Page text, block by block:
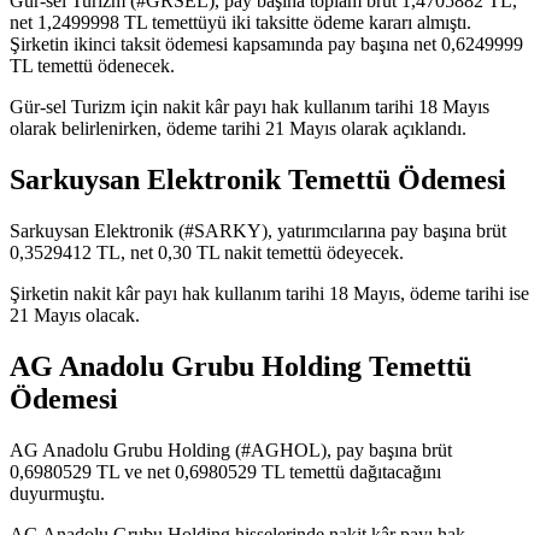
net 1,2499998 TL temettüyü iki taksitte ödeme kararı almıştı.
Şirketin ikinci taksit ödemesi kapsamında pay başına net 0,6249999
TL temettü ödenecek.
Gür-sel Turizm için nakit kâr payı hak kullanım tarihi 18 Mayıs
olarak belirlenirken, ödeme tarihi 21 Mayıs olarak açıklandı.
Sarkuysan Elektronik Temettü Ödemesi
Sarkuysan Elektronik (#SARKY), yatırımcılarına pay başına brüt
0,3529412 TL, net 0,30 TL nakit temettü ödeyecek.
Şirketin nakit kâr payı hak kullanım tarihi 18 Mayıs, ödeme tarihi ise
21 Mayıs olacak.
AG Anadolu Grubu Holding Temettü
Ödemesi
AG Anadolu Grubu Holding (#AGHOL), pay başına brüt
0,6980529 TL ve net 0,6980529 TL temettü dağıtacağını
duyurmuştu.